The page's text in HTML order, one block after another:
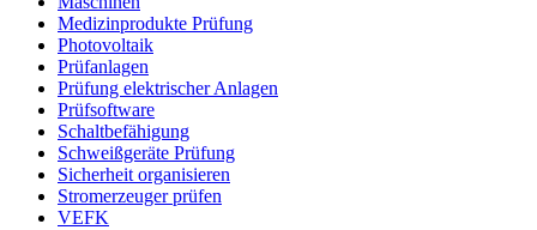
Medizinprodukte Prüfung
Photovoltaik
Prüfanlagen
Prüfung elektrischer Anlagen
Prüfsoftware
Schaltbefähigung
Schweißgeräte Prüfung
Sicherheit organisieren
Stromerzeuger prüfen
VEFK